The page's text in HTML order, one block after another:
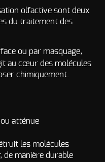
Odeur de Rats
morts - Odeur
autres
Odeur de Moisi
- Odeur
d'Humidité
Restauration -
Gras
NOS
AVISCLIENTS
FAQ
CONTACT
olfactive sont deux
du traitement des
ou par masquage,
au cœur des molécules
chimiquement.
atténue
les molécules
de manière durable